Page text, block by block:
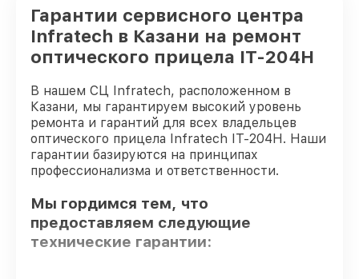
Гарантии сервисного центра
Infratech в Казани на ремонт
оптического прицела IT-204H
В нашем СЦ Infratech, расположенном в
Казани, мы гарантируем высокий уровень
ремонта и гарантий для всех владельцев
оптического прицела Infratech IT-204H. Наши
гарантии базируются на принципах
профессионализма и ответственности.
Мы гордимся тем, что
предоставляем следующие
технические гарантии: